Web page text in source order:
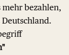
mehr bezahlen,